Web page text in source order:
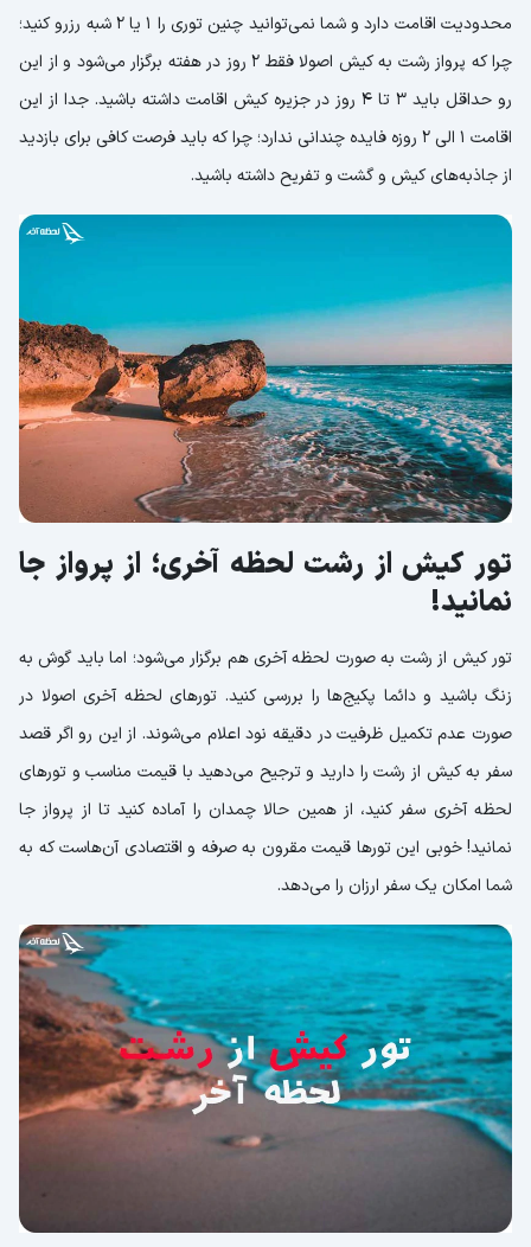
محدودیت اقامت دارد و شما نمی‌توانید چنین توری را 1 یا 2 شبه رزرو کنید؛
چرا که پرواز رشت به کیش اصولا فقط 2 روز در هفته برگزار می‌شود و از این
رو حداقل باید 3 تا 4 روز در جزیره کیش اقامت داشته باشید. جدا از این
اقامت 1 الی 2 روزه فایده چندانی ندارد؛ چرا که باید فرصت کافی برای بازدید
از جاذبه‌های کیش و گشت و تفریح داشته باشید.
تور کیش از رشت لحظه آخری؛ از پرواز جا
نمانید!
تور کیش از رشت به صورت لحظه آخری هم برگزار می‌شود؛ اما باید گوش به
زنگ باشید و دائما پکیج‌ها را بررسی کنید. تورهای لحظه آخری اصولا در
صورت عدم تکمیل ظرفیت در دقیقه نود اعلام می‌شوند. از این رو اگر قصد
سفر به کیش از رشت را دارید و ترجیح می‌دهید با قیمت مناسب و تورهای
لحظه آخری سفر کنید، از همین حالا چمدان را آماده کنید تا از پرواز جا
نمانید! خوبی این تورها قیمت مقرون به صرفه و اقتصادی آن‌هاست که به
شما امکان یک سفر ارزان را می‌دهد.